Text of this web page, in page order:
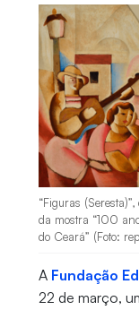
“Figuras
da mostra “100
do Ceará” (Foto:
A Fundação
22 de março,